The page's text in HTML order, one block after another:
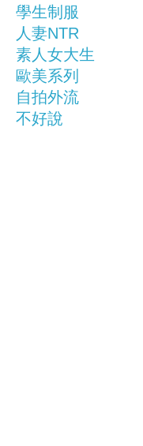
學生制服
人妻NTR
素人女大生
歐美系列
自拍外流
不好說